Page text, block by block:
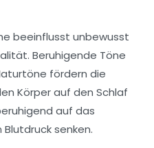
beeinflusst unbewusst
Beruhigende Töne
fördern die
Körper auf den Schlaf
auf das
senken.